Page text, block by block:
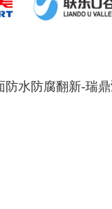
防水防腐翻新-瑞